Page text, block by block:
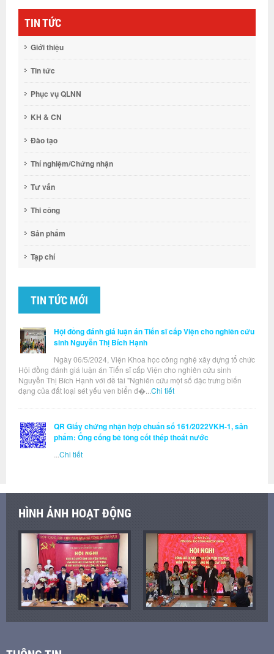
TIN TỨC
Giới thiệu
Tin tức
Phục vụ QLNN
KH & CN
Đào tạo
Thí nghiệm/Chứng nhận
Tư vấn
Thi công
Sản phẩm
Tạp chí
TIN TỨC MỚI
Hội đồng đánh giá luận án Tiến sĩ cấp Viện cho nghiên cứu
sinh Nguyễn Thị Bích Hạnh
Ngày 06/5/2024, Viện Khoa học công nghệ xây dựng tổ chức
Hội đồng đánh giá luận án Tiến sĩ cấp Viện cho nghiên cứu sinh
Nguyễn Thị Bích Hạnh với đề tài "Nghiên cứu một số đặc trưng biến
dạng của đất loại sét yếu ven biển đ�... Chi tiết
QR Giấy chứng nhận hợp chuẩn số 161/2022VKH-1, sản
phẩm: Ống cống bê tông cốt thép thoát nước
Chi tiết
HÌNH ẢNH HOẠT ĐỘNG